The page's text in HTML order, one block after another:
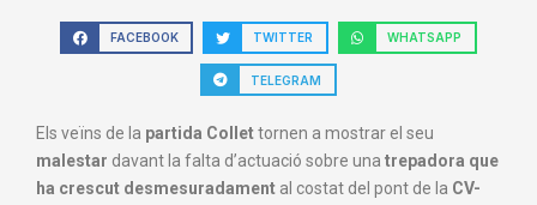
FACEBOOK TWITTER WHATSAPP
TELEGRAM
Els veïns de la partida Collettornen a mostrar el seu
malestar davant la falta d’actuació sobre una trepadora que
ha crescut desmesuradament al costat del pont de la CV-